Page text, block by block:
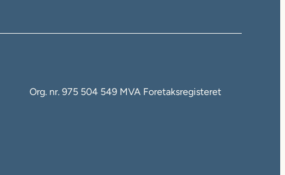
Org. nr. 975 504 549 MVA Foretaksregisteret